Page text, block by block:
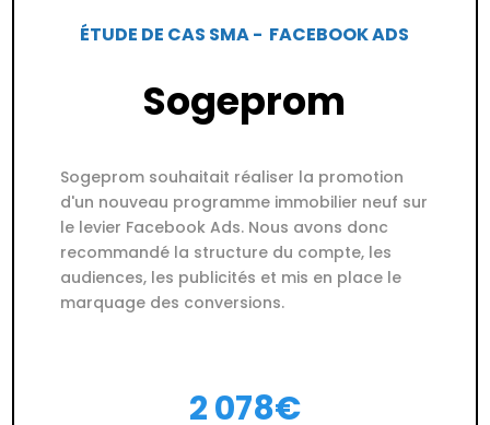
ÉTUDE DE CAS SMA - FACEBOOK ADS
Sogeprom
Sogeprom souhaitait réaliser la promotion
d'un nouveau programme immobilier neuf sur
le levier Facebook Ads. Nous avons donc
recommandé la structure du compte, les
audiences, les publicités et mis en place le
marquage des conversions.
2 078€